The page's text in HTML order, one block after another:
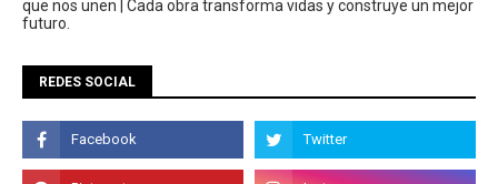
que nos unen | Cada obra transforma vidas y construye un mejor
futuro.
REDES SOCIAL